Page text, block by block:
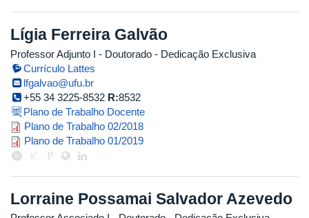
Lígia Ferreira Galvão
Professor Adjunto I - Doutorado - Dedicação Exclusiva
Currículo Lattes
lfgalvao@ufu.br
+55 34 3225-8532 R:8532
Plano de Trabalho Docente
Plano de Trabalho 02/2018
ligia_galvao.pdf
Plano de Trabalho 01/2019
Lorraine Possamai Salvador Azevedo